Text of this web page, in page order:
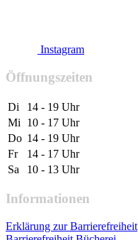
Instagram
Öffnungszeiten
Di
14 - 19 Uhr
Mi
10 - 17 Uhr
Do 14 - 19 Uhr
Fr
14 - 17 Uhr
Sa
10 - 13 Uhr
Informationen
Erklärung zur Barrierefreiheit